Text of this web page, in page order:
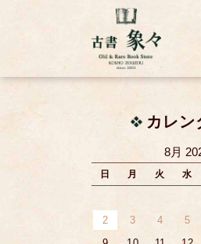
カレン
8月
日 月 火 水
2
3 4 5